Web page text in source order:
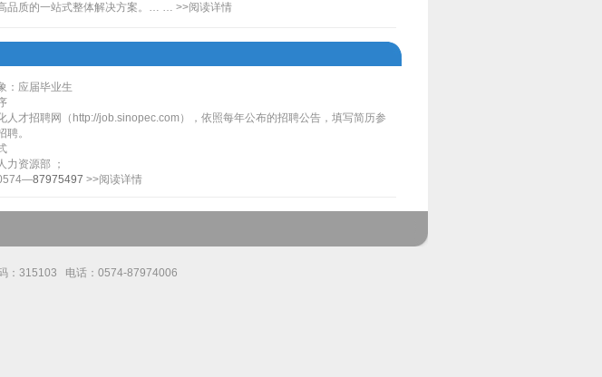
品质的一站式整体解决方案。… … >>阅读详情
：应届毕业生
人才招聘网（http://job.sinopec.com），依照每年公布的招聘公告，填写简历参
聘。
力资源部 ；
87975497 >>阅读详情
：315103 电话：0574-87974006